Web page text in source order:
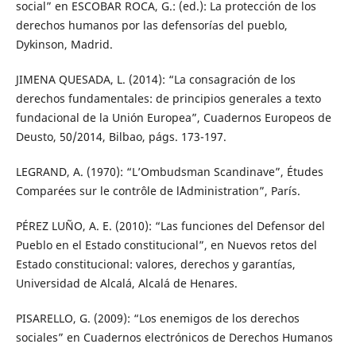
social” en ESCOBAR ROCA, G.: (ed.): La protección de los
derechos humanos por las defensorías del pueblo,
Dykinson, Madrid.
JIMENA QUESADA, L. (2014): “La consagración de los
derechos fundamentales: de principios generales a texto
fundacional de la Unión Europea”, Cuadernos Europeos de
Deusto, 50/2014, Bilbao, págs. 173-197.
LEGRAND, A. (1970): “L’Ombudsman Scandinave”, Études
Comparées sur le contrôle de l´Administration”, París.
PÉREZ LUÑO, A. E. (2010): “Las funciones del Defensor del
Pueblo en el Estado constitucional”, en Nuevos retos del
Estado constitucional: valores, derechos y garantías,
Universidad de Alcalá, Alcalá de Henares.
PISARELLO, G. (2009): “Los enemigos de los derechos
sociales” en Cuadernos electrónicos de Derechos Humanos